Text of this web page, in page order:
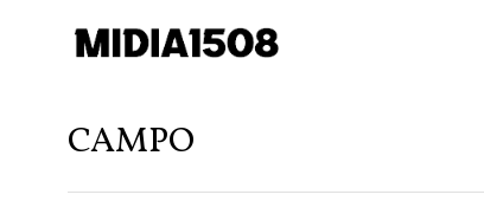
CAMPO